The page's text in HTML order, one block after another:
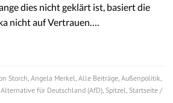
dies nicht geklärt ist, basiert die
nicht auf Vertrauen….
Storch Angela Merkel Alle Beiträge Außenpolitik
Alternative für Deutschland (AfD) Spitzel Startseite /